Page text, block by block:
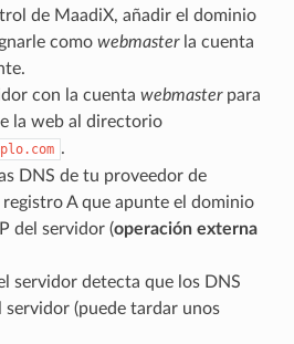
de MaadiX, añadir el dominio
como webmasterla cuenta
con la cuenta webmasterpara
la web al directorio
.
DNS de tu proveedor de
A que apunte el dominio
del servidor (operación externa
servidor detecta que los DNS
servidor (puede tardar unos